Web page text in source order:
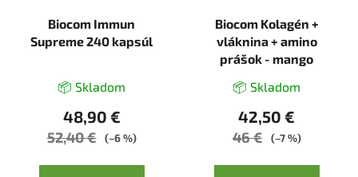
Biocom Immun
Supreme 240 kapsúl
📦 Skladom
48,90 €
52,40 € (–6 %)
Biocom Kolagén +
vláknina + amino
prášok - mango
📦 Skladom
42,50 €
46 € (–7 %)